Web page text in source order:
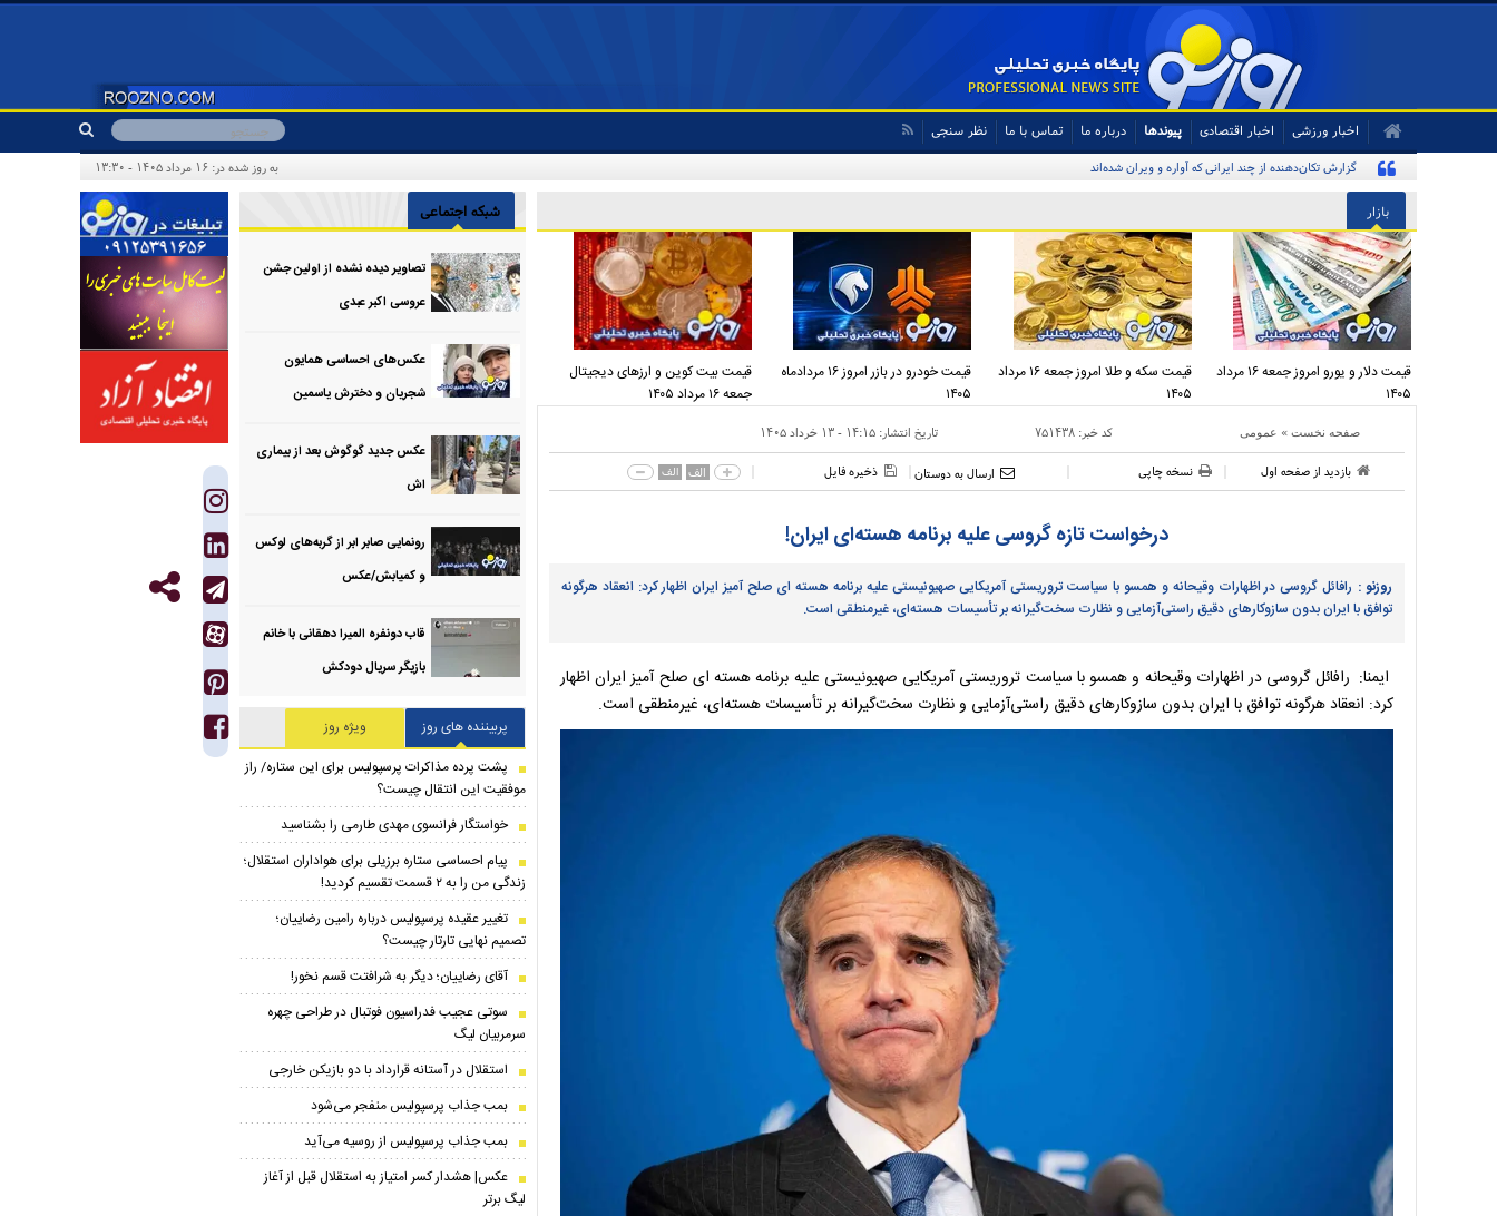
اخبار ورزشی اخبار اقتصادی پیوندها درباره ما تماس با ما نظر سنجی
گزارش تکان‌دهنده از چند ایرانی که آواره و ویران شده‌اند به روز شده در: ۱۶ مرداد ۱۴۰۵ - ۱۳:۳۰
بازار
قیمت دلار و یورو امروز جمعه ۱۶ مرداد
۱۴۰۵
قیمت سکه و طلا امروز جمعه ۱۶ مرداد
۱۴۰۵
قیمت خودرو در بازر امروز ۱۶ مردادماه
۱۴۰۵
قیمت بیت کوین و ارز‌های دیجیتال
جمعه ۱۶ مرداد ۱۴۰۵
صفحه نخست » عمومی کد خبر:۷۵۱۴۳۸ تاریخ انتشار: ۱۴:۱۵ - ۱۳ خرداد ۱۴۰۵
بازدید از صفحه اول نسخه چاپی ارسال به دوستان ذخیره فایل الف الف
درخواست تازه گروسی علیه برنامه هسته‌ای ایران!
روزنو : رافائل گروسی در اظهارات وقیحانه و همسو با سیاست تروریستی آمریکایی صهیونیستی علیه برنامه هسته ای صلح آمیز ایران اظهار کرد: انعقاد هرگونه
توافق با ایران بدون سازوکارهای دقیق راستی‌آزمایی و نظارت سخت‌گیرانه بر تأسیسات هسته‌ای، غیرمنطقی است.
ایمنا: رافائل گروسی در اظهارات وقیحانه و همسو با سیاست تروریستی آمریکایی صهیونیستی علیه برنامه هسته ای صلح آمیز ایران اظهار
کرد: انعقاد هرگونه توافق با ایران بدون سازوکارهای دقیق راستی‌آزمایی و نظارت سخت‌گیرانه بر تأسیسات هسته‌ای، غیرمنطقی است.
شبکه اجتماعی
تصاویر دیده نشده از اولین جشن
عروسی اکبر عبدی
عکس‌های احساسی همایون
شجریان و دخترش یاسمین
عکس جدید گوگوش بعد از بیماری
اش
رونمایی صابر ابر از گربه‌های لوکس
و کمیابش/عکس
قاب دونفره المیرا دهقانی با خانم
بازیگر سریال دودکش
پربیننده های روز
ویژه روز
پشت پرده مذاکرات پرسپولیس برای این ستاره/ راز
موفقیت این انتقال چیست؟
خواستگار فرانسوی مهدی طارمی را بشناسید
پیام احساسی ستاره برزیلی برای هواداران استقلال؛
زندگی من را به ۲ قسمت تقسیم کردید!
تغییر عقیده پرسپولیس درباره رامین رضاییان؛
تصمیم نهایی تارتار چیست؟
آقای رضاییان؛ دیگر به شرافتت قسم نخور!
سوتی عجیب فدراسیون فوتبال در طراحی چهره
سرمربیان لیگ
استقلال در آستانه قرارداد با دو بازیکن خارجی
بمب جذاب پرسپولیس منفجر می‌شود
بمب جذاب پرسپولیس از روسیه می‌آید
عکس| هشدار کسر امتیاز به استقلال قبل از آغاز
لیگ برتر